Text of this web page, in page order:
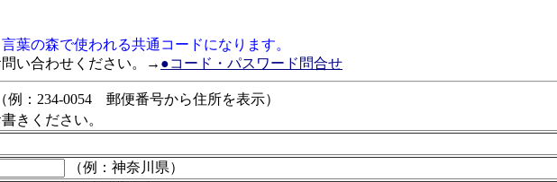
葉の森で使われる共通コードになります。
い合わせください。→ ●コード・パスワード問合せ
（例：234-0054 郵便番号から住所を表示）
きください。
（例：神奈川県）